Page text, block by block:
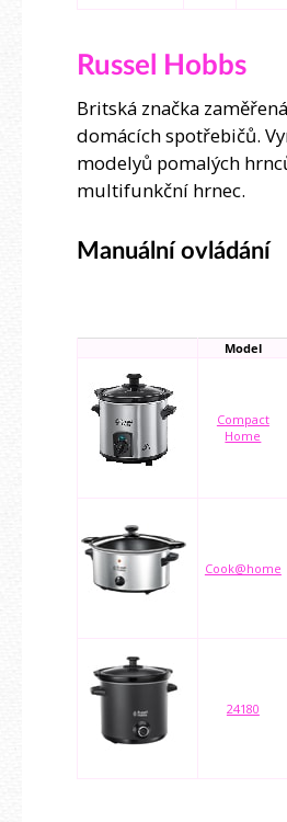
Russel Hobbs
Britská značka
domácích spotřebičů.
modelyů pomalých
multifunkční hrnec.
Manuální ovládání
Model
Compact
Home
Cook@home
24180